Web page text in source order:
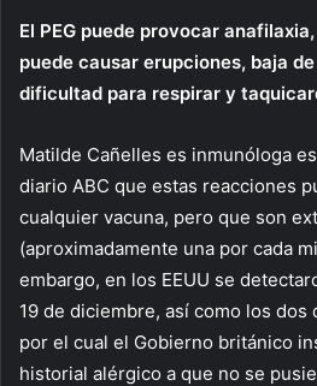
El PEG puede provocar
puede causar erupciones, baja
dificultad para respirar y
Matilde Cañelles es inmunóloga
diario ABC que estas reacciones
cualquier vacuna, pero que son
(aproximadamente una por cada
embargo, en los EEUU se
19 de diciembre, así como los dos
por el cual el Gobierno británico
historial alérgico a que no se